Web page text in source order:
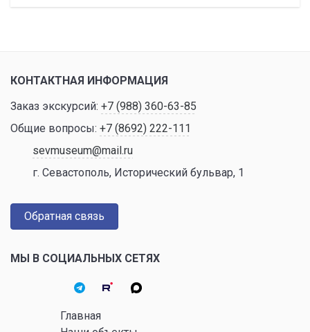
КОНТАКТНАЯ ИНФОРМАЦИЯ
Заказ экскурсий: +7 (988) 360-63-85
Общие вопросы: +7 (8692) 222-111
sevmuseum@mail.ru
г. Севастополь, Исторический бульвар, 1
Обратная связь
МЫ В СОЦИАЛЬНЫХ СЕТЯХ
Главная